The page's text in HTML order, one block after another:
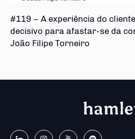
#119 – A experiência do
decisivo para afastar-se da
João Filipe Torneiro